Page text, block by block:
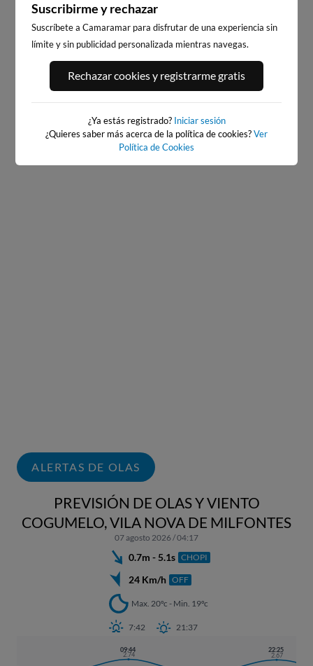
PLAYA DEL PALMAR, VEJER
DE LA FRONTERA
293km · Vejer de la Frontera
BAIONA
0.1 m CHOPI
ALERTAS DE OLAS
PREVISIÓN DE OLAS Y VIENTO
COGUMELO, VILA NOVA DE MILFONTES
07 agosto 2026 / 04:17
0.7m - 5.1s CHOPI
24 Km/h OFF
Max. 20ºc - Min. 19ºc
7:42 21:37
09:44
2.74
22:25
2.67
Suscribirme y rechazar
Suscríbete a Camaramar para disfrutar de una experiencia sin
límite y sin publicidad personalizada mientras navegas.
Rechazar cookies y registrarme gratis
¿Ya estás registrado? Iniciar sesión
¿Quieres saber más acerca de la política de cookies?Ver
Política de Cookies